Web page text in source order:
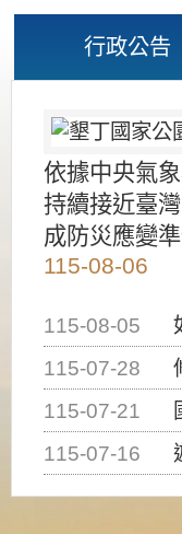
行政公告
依據中央氣
持續接近臺
成防災應變
115-08-06
115-08-05
115-07-28
115-07-21
115-07-16